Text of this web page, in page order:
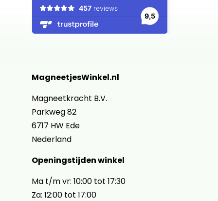
MagneetjesWinkel.nl
Magneetkracht B.V.
Parkweg 82
6717 HW Ede
Nederland
Openingstijden winkel
Ma t/m vr: 10:00 tot 17:30
Za: 12:00 tot 17:00